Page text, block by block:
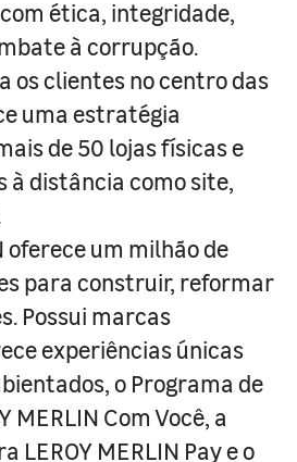
ética, integridade,
à corrupção.
os clientes no centro das
uma estratégia
de 50 lojas físicas e
à distância como site,
oferece um milhão de
para construir, reformar
Possui marcas
experiências únicas
o Programa de
MERLIN Com Você, a
LEROY MERLIN Pay e o